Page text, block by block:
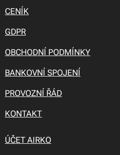
CENÍK
GDPR
OBCHODNÍ PODMÍNKY
BANKOVNÍ SPOJENÍ
PROVOZNÍ ŘÁD
KONTAKT
ÚČET AIRKO